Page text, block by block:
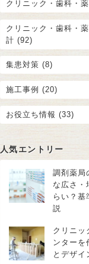
クリニック・歯科・
クリニック・歯科・
計 (92)
集患対策 (8)
施工事例 (20)
お役立ち情報 (33)
人気エントリー
調剤薬局
な広さ・
らい？基
説
クリニッ
ンターを
とデザイ